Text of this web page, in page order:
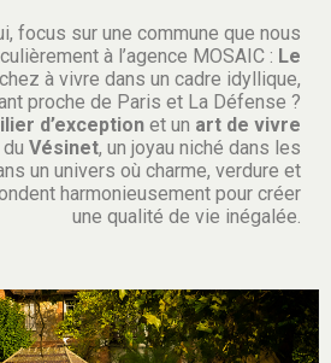
focus sur une commune que nous
à l’agence MOSAIC : Le
à vivre dans un cadre idyllique,
proche de Paris et La Défense ?
d’exception et un art de vivre
Vésinet, un joyau niché dans les
un univers où charme, verdure et
harmonieusement pour créer
une qualité de vie inégalée.